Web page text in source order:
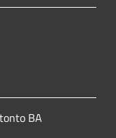
BA